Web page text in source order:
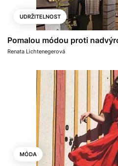
UDRŽITELNOST
Pomalou módou proti
Renata Lichtenegerová
MÓDA